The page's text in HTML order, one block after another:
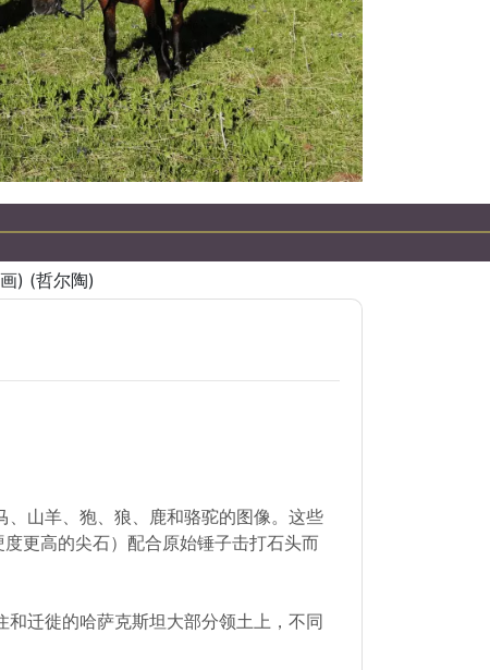
) (哲尔陶)
山羊、狍、狼、鹿和骆驼的图像。这些
更高的尖石）配合原始锤子击打石头而
迁徙的哈萨克斯坦大部分领土上，不同